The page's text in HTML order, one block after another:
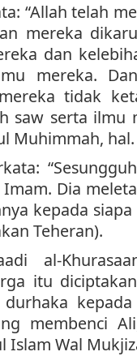
“Allah telah
mereka
dan
mereka.
tidak
saw serta ilmu
Muhimmah,
Dia
kepada
Teheran).
al-
itu
kepada
membenci
Islam Wal